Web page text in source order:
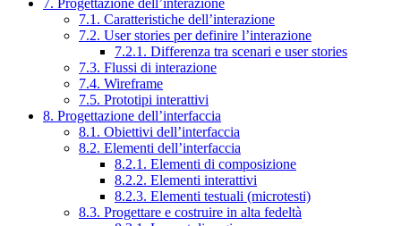
7. Progettazione dell’interazione
7.1. Caratteristiche dell’interazione
7.2. User stories per definire l’interazione
7.2.1. Differenza tra scenari e user stories
7.3. Flussi di interazione
7.4. Wireframe
7.5. Prototipi interattivi
8. Progettazione dell’interfaccia
8.1. Obiettivi dell’interfaccia
8.2. Elementi dell’interfaccia
8.2.1. Elementi di composizione
8.2.2. Elementi interattivi
8.2.3. Elementi testuali (microtesti)
8.3. Progettare e costruire in alta fedeltà